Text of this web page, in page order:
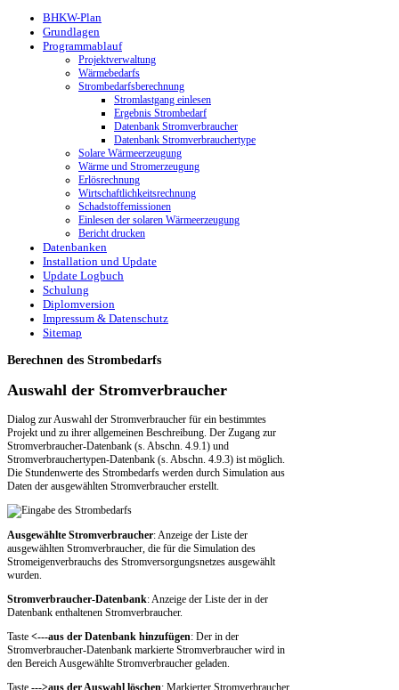
BHKW-Plan
Grundlagen
Programmablauf
Projektverwaltung
Wärmebedarfs
Strombedarfsberechnung
Stromlastgang einlesen
Ergebnis Strombedarf
Datenbank Stromverbraucher
Datenbank Stromverbrauchertype
Solare Wärmeerzeugung
Wärme und Stromerzeugung
Erlösrechnung
Wirtschaftlichkeitsrechnung
Schadstoffemissionen
Einlesen der solaren Wärmeerzeugung
Bericht drucken
Datenbanken
Installation und Update
Update Logbuch
Schulung
Diplomversion
Impressum & Datenschutz
Sitemap
Berechnen des Strombedarfs
Auswahl der Stromverbraucher
Dialog zur Auswahl der Stromverbraucher für ein bestimmtes
Projekt und zu ihrer allgemeinen Beschreibung. Der Zugang zur
Stromverbraucher-Datenbank (s. Abschn. 4.9.1) und
Stromverbrauchertypen-Datenbank (s. Abschn. 4.9.3) ist möglich.
Die Stundenwerte des Strombedarfs werden durch Simulation aus
Daten der ausgewählten Stromverbraucher erstellt.
Ausgewählte Stromverbraucher: Anzeige der Liste der
ausgewählten Stromverbraucher, die für die Simulation des
Stromeigenverbrauchs des Stromversorgungsnetzes ausgewählt
wurden.
Stromverbraucher-Datenbank: Anzeige der Liste der in der
Datenbank enthaltenen Stromverbraucher.
Taste <---aus der Datenbank hinzufügen: Der in der
Stromverbraucher-Datenbank markierte Stromverbraucher wird in
den Bereich Ausgewählte Stromverbraucher geladen.
Taste --->aus der Auswahl löschen: Markierter Stromverbraucher